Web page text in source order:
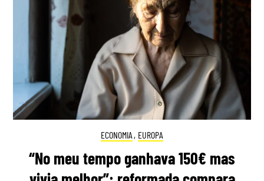
ECONOMIA , EUROPA
“No meu tempo ganhava 150€ mas